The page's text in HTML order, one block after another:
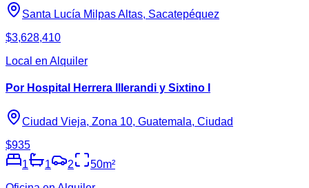
Santa Lucía Milpas Altas, Sacatepéquez
$3,628,410
Local en Alquiler
Por Hospital Herrera Illerandi y Sixtino I
Ciudad Vieja, Zona 10, Guatemala, Ciudad
$935
1
1 2 50m²